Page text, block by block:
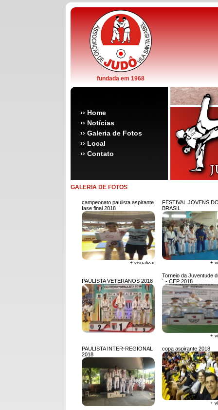
fundada em 1968
›› Home
›› Notícias
›› Galeria de Fotos
›› Local
›› Contato
GALERIA DE FOTOS
campeonato paulista aspirante
fase final 2018
+ visualizar
FESTIVAL JOVENS
BRASIL
+
PAULISTA VETERANOS 2018
Torneio da Juventude
´ - CEP 2018
+
PAULISTA INTER-REGIONAL
2018
copa aspirante 2018
+